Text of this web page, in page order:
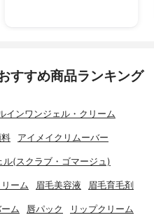
すすめ商品ランキング
インワンジェル・クリーム
アイメイクリムーバー
ル(スクラブ・ゴマージュ)
ーム 眉毛美容液 眉毛育毛剤
ム 唇パック リップクリーム